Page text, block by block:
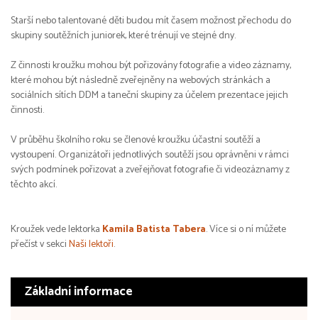
Starší nebo talentované děti budou mít časem možnost přechodu do
skupiny soutěžních juniorek, které trénují ve stejné dny.
Z činnosti kroužku mohou být pořizovány fotografie a video záznamy,
které mohou být následně zveřejněny na webových stránkách a
sociálních sítích DDM a taneční skupiny za účelem prezentace jejich
činnosti.
V průběhu školního roku se členové kroužku účastní soutěží a
vystoupení. Organizátoři jednotlivých soutěží jsou oprávněni v rámci
svých podmínek pořizovat a zveřejňovat fotografie či videozáznamy z
těchto akcí.
Kroužek vede lektorka Kamila Batista Tabera. Více si o ní můžete
přečíst v sekciNaši lektoři.
Základní informace